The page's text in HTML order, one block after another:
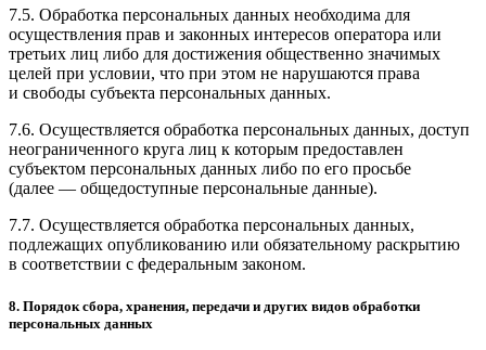
7.5. Обработка персональных данных необходима для
осуществления прав и законных интересов оператора или
третьих лиц либо для достижения общественно значимых
целей при условии, что при этом не нарушаются права
и свободы субъекта персональных данных.
7.6. Осуществляется обработка персональных данных, доступ
неограниченного круга лиц к которым предоставлен
субъектом персональных данных либо по его просьбе
(далее — общедоступные персональные данные).
7.7. Осуществляется обработка персональных данных,
подлежащих опубликованию или обязательному раскрытию
в соответствии с федеральным законом.
8. Порядок сбора, хранения, передачи и других видов обработки
персональных данных